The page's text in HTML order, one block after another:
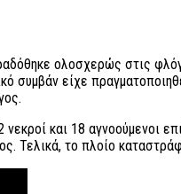
ολοσχερώς στις
είχε
και 18 αγνοούμενοι
το πλοίο